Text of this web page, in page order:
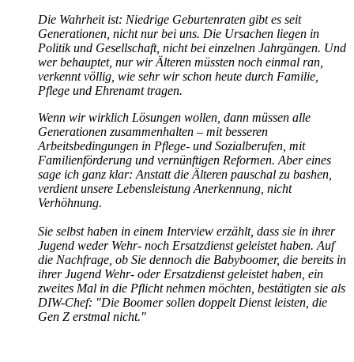
Die Wahrheit ist: Niedrige Geburtenraten gibt es seit
Generationen, nicht nur bei uns. Die Ursachen liegen in
Politik und Gesellschaft, nicht bei einzelnen Jahrgängen. Und
wer behauptet, nur wir Älteren müssten noch einmal ran,
verkennt völlig, wie sehr wir schon heute durch Familie,
Pflege und Ehrenamt tragen.
Wenn wir wirklich Lösungen wollen, dann müssen alle
Generationen zusammenhalten – mit besseren
Arbeitsbedingungen in Pflege- und Sozialberufen, mit
Familienförderung und vernünftigen Reformen. Aber eines
sage ich ganz klar: Anstatt die Älteren pauschal zu bashen,
verdient unsere Lebensleistung Anerkennung, nicht
Verhöhnung.
Sie selbst haben in einem Interview erzählt, dass sie in ihrer
Jugend weder Wehr- noch Ersatzdienst geleistet haben. Auf
die Nachfrage, ob Sie dennoch die Babyboomer, die bereits in
ihrer Jugend Wehr- oder Ersatzdienst geleistet haben, ein
zweites Mal in die Pflicht nehmen möchten, bestätigten sie als
DIW-Chef: "Die Boomer sollen doppelt Dienst leisten, die
Gen Z erstmal nicht."